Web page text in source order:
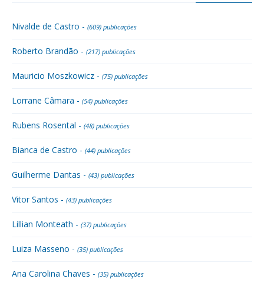
Nivalde de Castro - (609) publicações
Roberto Brandão - (217) publicações
Mauricio Moszkowicz - (75) publicações
Lorrane Câmara - (54) publicações
Rubens Rosental - (48) publicações
Bianca de Castro - (44) publicações
Guilherme Dantas - (43) publicações
Vitor Santos - (43) publicações
Lillian Monteath - (37) publicações
Luiza Masseno - (35) publicações
Ana Carolina Chaves - (35) publicações